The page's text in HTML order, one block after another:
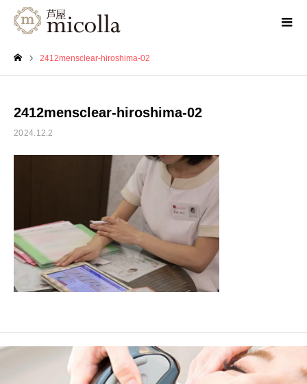
2412mensclear-hiroshima-02
2412mensclear-hiroshima-02
2024.12.2